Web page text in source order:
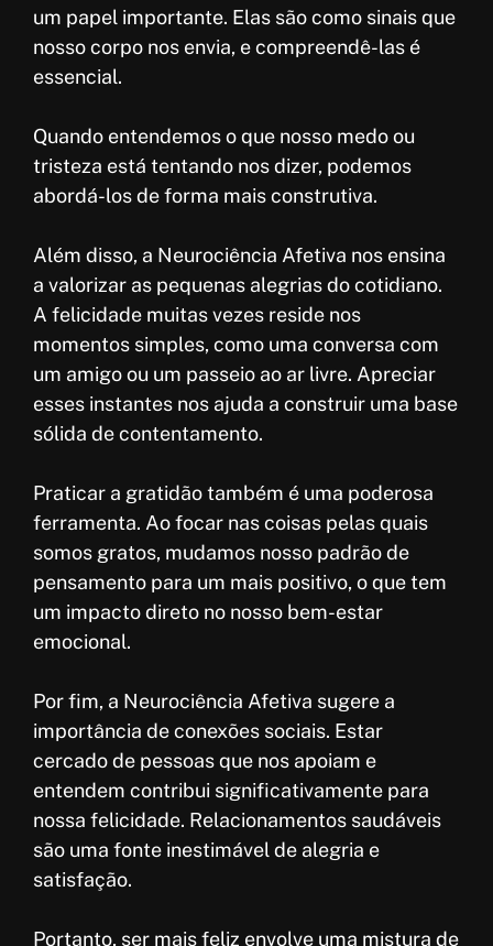
um papel importante. Elas são como sinais que
nosso corpo nos envia, e compreendê-las é
essencial.
Quando entendemos o que nosso medo ou
tristeza está tentando nos dizer, podemos
abordá-los de forma mais construtiva.
Além disso, a Neurociência Afetiva nos ensina
a valorizar as pequenas alegrias do cotidiano.
A felicidade muitas vezes reside nos
momentos simples, como uma conversa com
um amigo ou um passeio ao ar livre. Apreciar
esses instantes nos ajuda a construir uma base
sólida de contentamento.
Praticar a gratidão também é uma poderosa
ferramenta. Ao focar nas coisas pelas quais
somos gratos, mudamos nosso padrão de
pensamento para um mais positivo, o que tem
um impacto direto no nosso bem-estar
emocional.
Por fim, a Neurociência Afetiva sugere a
importância de conexões sociais. Estar
cercado de pessoas que nos apoiam e
entendem contribui significativamente para
nossa felicidade. Relacionamentos saudáveis
são uma fonte inestimável de alegria e
satisfação.
Portanto, ser mais feliz envolve uma mistura de